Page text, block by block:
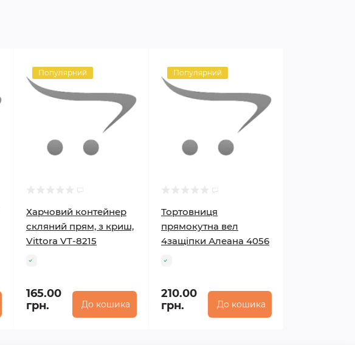
Популярний
Харчовий контейнер
скляний прям, з криш,
Vittora VT-8215
165.00
грн.
До кошика
Популярний
Тортовниця
прямокутна вел
4защіпки Алеана 4056
210.00
грн.
До кошика